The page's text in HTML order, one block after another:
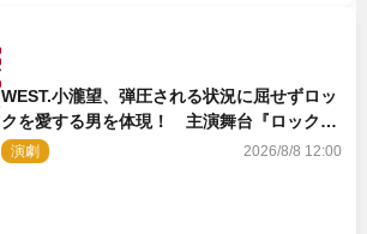
WEST.小瀧望、弾圧される状況に屈せずロッ
クを愛する男を体現！ 主演舞台『ロックン
ロール』ビジュアル解禁
演劇 2026/8/8 12:00